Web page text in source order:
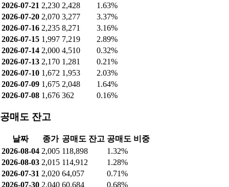
종가 공매도량
2026-08-06 2,000 6,832
10.25%
2026-08-05 2,015 994
2.24%
2026-08-04 2,005 11,613
12.72%
2026-08-03 2,015 13,596
23.82%
2026-07-31 2,020 3,058
4.47%
2026-07-30 2,040 8,976
11.98%
2026-07-29 2,040 6,288
7.43%
2026-07-27 2,075
2026-07-23
2,145 1,276
2.56%
2026-07-22 2,200 2,666
2.40%
2026-07-21 2,230 2,428
1.63%
2026-07-20 2,070 3,277
3.37%
2026-07-16 2,235 8,271
3.16%